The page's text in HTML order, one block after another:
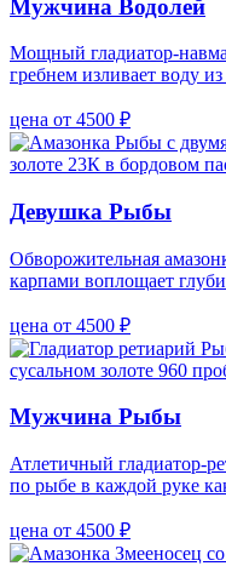
Мужчина Водолей
Мощный гладиатор-
гребнем изливает воду
цена от 4500 ₽
Девушка Рыбы
Обворожительная
карпами воплощает
цена от 4500 ₽
Мужчина Рыбы
Атлетичный гладиатор-
по рыбе в каждой руке
цена от 4500 ₽